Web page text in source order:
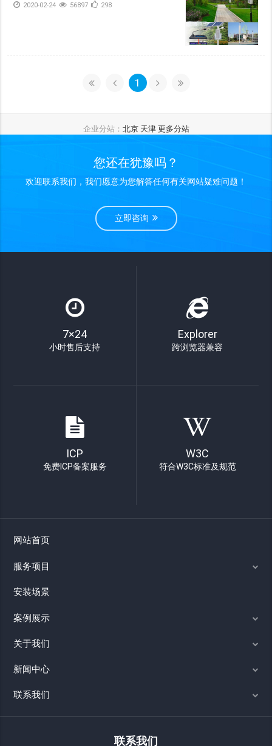
2020-02-24 56897 298
1
企业分站： 北京 天津 更多分站
您还在犹豫吗？
欢迎联系我们，我们愿意为您解答任何有关网站疑难问题！
立即咨询
7×24
小时售后支持
Explorer
跨浏览器兼容
ICP
免费ICP备案服务
W3C
符合W3C标准及规范
网站首页
服务项目
安装场景
案例展示
关于我们
新闻中心
联系我们
联系我们